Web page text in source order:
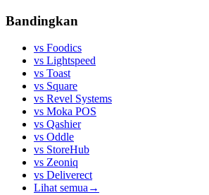
Bandingkan
vs Foodics
vs Lightspeed
vs Toast
vs Square
vs Revel Systems
vs Moka POS
vs Qashier
vs Oddle
vs StoreHub
vs Zeoniq
vs Deliverect
Lihat semua →